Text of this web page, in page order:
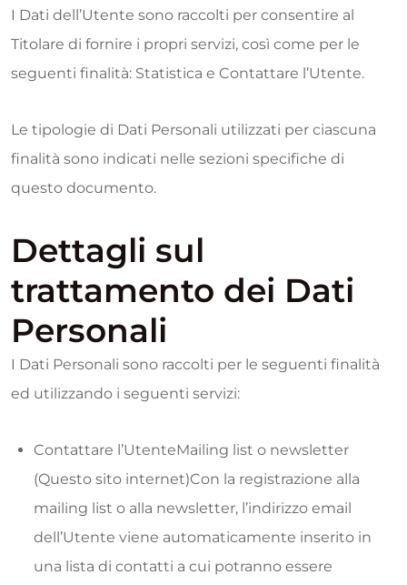
I Dati dell’Utente sono raccolti per consentire al
Titolare di fornire i propri servizi, così come per le
seguenti finalità: Statistica e Contattare l’Utente.
Le tipologie di Dati Personali utilizzati per ciascuna
finalità sono indicati nelle sezioni specifiche di
questo documento.
Dettagli sul
trattamento dei Dati
Personali
I Dati Personali sono raccolti per le seguenti finalità
ed utilizzando i seguenti servizi:
Contattare l’UtenteMailing list o newsletter
(Questo sito internet)Con la registrazione alla
mailing list o alla newsletter, l’indirizzo email
dell’Utente viene automaticamente inserito in
una lista di contatti a cui potranno essere